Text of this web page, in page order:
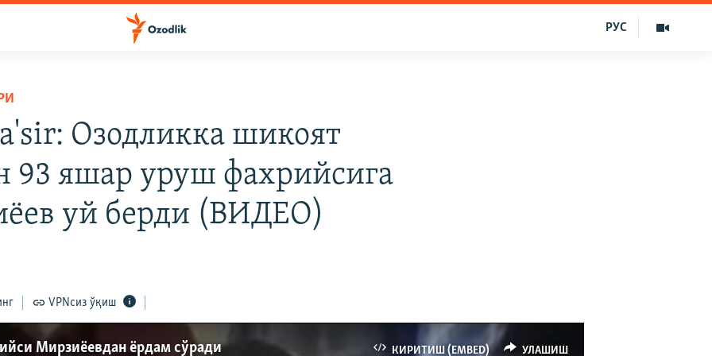
РУС
Озодликка шикоят
93 яшар уруш фахрийсига
уй берди (ВИДЕО)
VPNсиз ўқиш
КИРИТИШ (EMBED) УЛАШИШ
Мирзиёевдан ёрдам сўради